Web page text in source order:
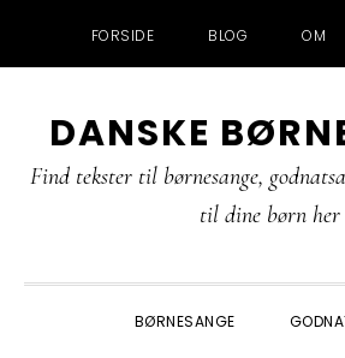
FORSIDE BLOG OM
direkte
til
indhold
direkte
til
direkte
til
DANSKE
Find tekster til børnesange,
til dine børn her
BØRNESANGE